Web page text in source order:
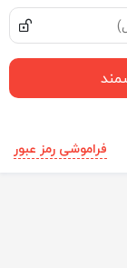
فراموشی رمز عبور